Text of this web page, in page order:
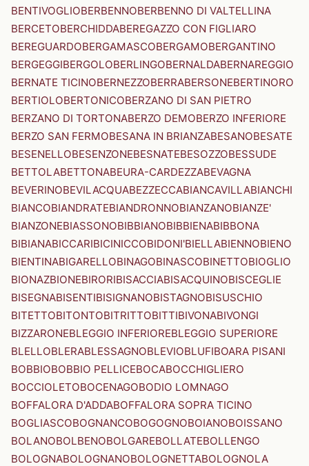
BENTIVOGLIOBERBENNOBERBENNO DI VALTELLINA
BERCETOBERCHIDDABEREGAZZO CON FIGLIARO
BEREGUARDOBERGAMASCOBERGAMOBERGANTINO
BERGEGGIBERGOLOBERLINGOBERNALDABERNAREGGIO
BERNATE TICINOBERNEZZOBERRABERSONEBERTINORO
BERTIOLOBERTONICOBERZANO DI SAN PIETRO
BERZANO DI TORTONABERZO DEMOBERZO INFERIORE
BERZO SAN FERMOBESANA IN BRIANZABESANOBESATE
BESENELLOBESENZONEBESNATEBESOZZOBESSUDE
BETTOLABETTONABEURA-CARDEZZABEVAGNA
BEVERINOBEVILACQUABEZZECCABIANCAVILLABIANCHI
BIANCOBIANDRATEBIANDRONNOBIANZANOBIANZE'
BIANZONEBIASSONOBIBBIANOBIBBIENABIBBONA
BIBIANABICCARIBICINICCOBIDONI'BIELLABIENNOBIENO
BIENTINABIGARELLOBINAGOBINASCOBINETTOBIOGLIO
BIONAZBIONEBIRORIBISACCIABISACQUINOBISCEGLIE
BISEGNABISENTIBISIGNANOBISTAGNOBISUSCHIO
BITETTOBITONTOBITRITTOBITTIBIVONABIVONGI
BIZZARONEBLEGGIO INFERIOREBLEGGIO SUPERIORE
BLELLOBLERABLESSAGNOBLEVIOBLUFIBOARA PISANI
BOBBIOBOBBIO PELLICEBOCABOCCHIGLIERO
BOCCIOLETOBOCENAGOBODIO LOMNAGO
BOFFALORA D'ADDABOFFALORA SOPRA TICINO
BOGLIASCOBOGNANCOBOGOGNOBOIANOBOISSANO
BOLANOBOLBENOBOLGAREBOLLATEBOLLENGO
BOLOGNABOLOGNANOBOLOGNETTABOLOGNOLA